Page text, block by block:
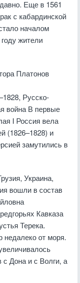
Еще в 1561
с кабардинской
началом
жители
Платонов
Русско-
война В первые
I Россия вела
(1826–1828) и
замутились в
Украина,
вошли в состав
Кавказа
Терека.
недалеко от моря.
с Дона и с Волги, а